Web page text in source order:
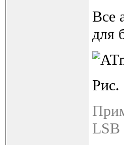
Все
для
Рис.
LSB